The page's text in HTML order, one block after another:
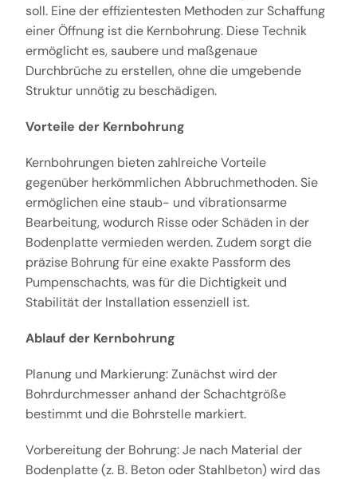
soll. Eine der effizientesten Methoden zur Schaffung
einer Öffnung ist die Kernbohrung. Diese Technik
ermöglicht es, saubere und maßgenaue
Durchbrüche zu erstellen, ohne die umgebende
Struktur unnötig zu beschädigen.
Vorteile der Kernbohrung
Kernbohrungen bieten zahlreiche Vorteile
gegenüber herkömmlichen Abbruchmethoden. Sie
ermöglichen eine staub- und vibrationsarme
Bearbeitung, wodurch Risse oder Schäden in der
Bodenplatte vermieden werden. Zudem sorgt die
präzise Bohrung für eine exakte Passform des
Pumpenschachts, was für die Dichtigkeit und
Stabilität der Installation essenziell ist.
Ablauf der Kernbohrung
Planung und Markierung: Zunächst wird der
Bohrdurchmesser anhand der Schachtgröße
bestimmt und die Bohrstelle markiert.
Vorbereitung der Bohrung: Je nach Material der
Bodenplatte (z. B. Beton oder Stahlbeton) wird das